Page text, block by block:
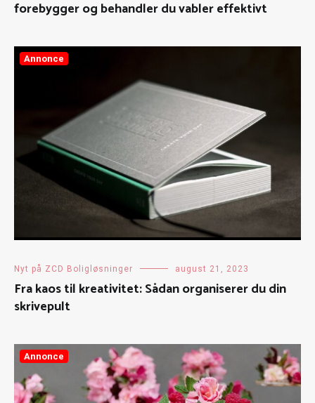
forebygger og behandler du vabler effektivt
Annonce
Nyt på ZCD Boligløsninger august 21, 2023
Fra kaos til kreativitet: Sådan organiserer du din
skrivepult
Annonce